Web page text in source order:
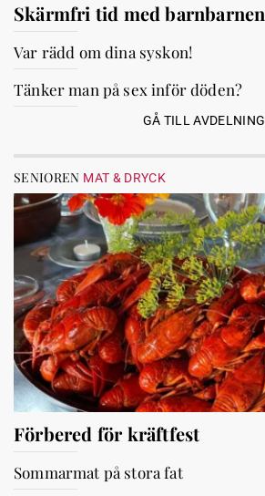
Skärmfri tid med barnbarnen
Var rädd om dina syskon!
Tänker man på sex inför döden?
GÅ TILL AVDELNING
SENIOREN MAT & DRYCK
Förbered för kräftfest
Sommarmat på stora fat